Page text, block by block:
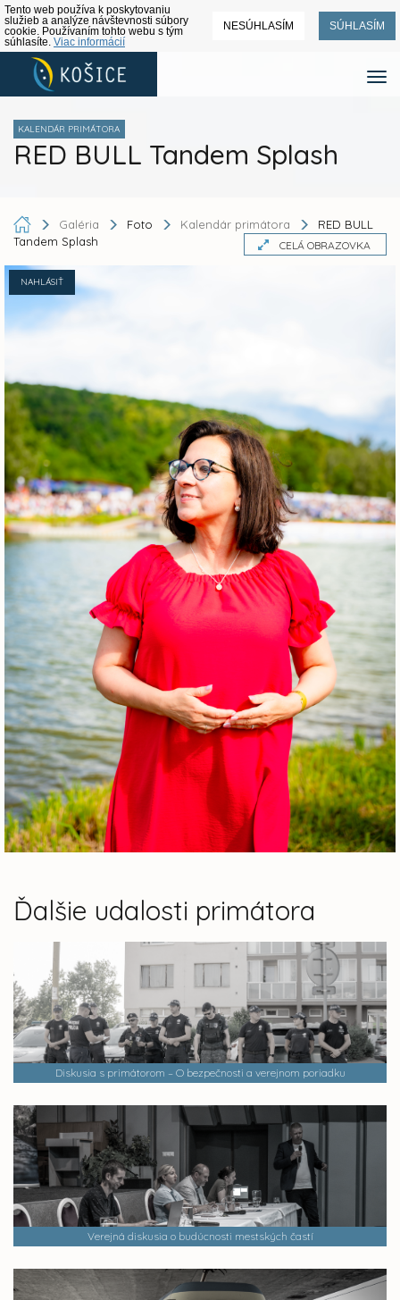
Tento web používa k poskytovaniu
služieb a analýze návštevnosti súbory
cookie. Používaním tohto webu s tým
súhlasíte. Viac informácií
NESÚHLASÍM SÚHLASÍM
KALENDÁR PRIMÁTORA
RED BULL Tandem Splash
Galéria Foto Kalendár primátora
RED BULL
Tandem Splash
CELÁ OBRAZOVKA
NAHLÁSIŤ
Ďalšie udalosti primátora
Diskusia s primátorom – O bezpečnosti a verejnom poriadku
Verejná diskusia o budúcnosti mestských častí